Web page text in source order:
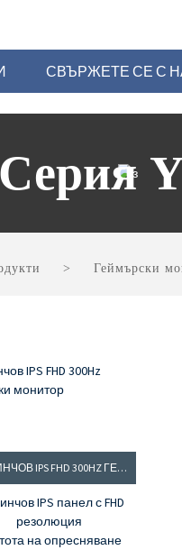
СВЪРЖЕТЕ СЕ С
Серия
Геймърски
24,5-ИНЧОВ IPS FHD 300HZ ГЕЙМЪРСКИ МОНИТОР
IPS панел с FHD
резолюция
на опресняване